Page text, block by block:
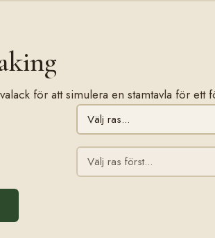
för att simulera en stamtavla för ett